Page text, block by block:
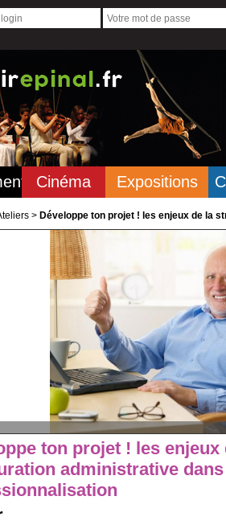
Cinéma Expositions
> Développe ton projet ! les enjeux de la
ton projet ! les enjeux
administrative